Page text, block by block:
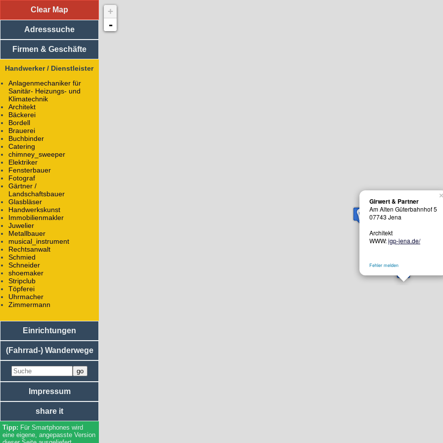
Adresssuche
Vereine
Medizinische Einrichtungen
Religiöse Einrichtungen
Sportliche Einrichtungen
Einkaufsläden
air consult
Am Alten Güterbahnhof 5
07743
Girwert & Partner
07743
Architekt
WWW:
Alle Objekte mit dem Namen
Firmen
Bildungseinrichtungen
Essen
Unterkunft
Regierung / Behörden
(Rad-/Ski-/Reit-) Wanderwege
Clear Map
Adresssuche
Firmen & Geschäfte
Handwerker / Dienstleister
Anlagenmechaniker für
Sanitär- Heizungs- und
Klimatechnik
Architekt
Bäckerei
Bordell
Brauerei
Buchbinder
Catering
chimney_sweeper
Elektriker
Fensterbauer
Fotograf
Gärtner /
Landschaftsbauer
Glasbläser
Handwerkskunst
Immobilienmakler
Juwelier
Metallbauer
musical_instrument
Rechtsanwalt
Schmied
Schneider
shoemaker
Stripclub
Töpferei
Uhrmacher
Zimmermann
Einrichtungen
(Fahrrad-) Wanderwege
Impressum
share it
Für Smartphones wird
eine eigene, angepasste Version
×
Girwert & Partner
Am Alten Güterbahnhof 5
07743 Jena
Architekt
WWW:igp-jena.de/
Fehler melden
+
-